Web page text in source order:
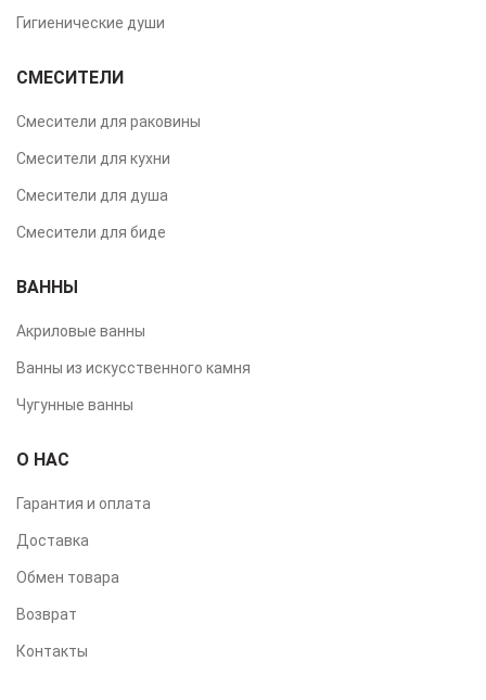
Гигиенические души
СМЕСИТЕЛИ
Смесители для раковины
Смесители для кухни
Смесители для душа
Смесители для биде
ВАННЫ
Акриловые ванны
Ванны из искусственного камня
Чугунные ванны
О НАС
Гарантия и оплата
Доставка
Обмен товара
Возврат
Контакты